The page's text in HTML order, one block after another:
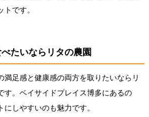
です。
たいならリタの農園
満足感と健康感の両方を取りたいならリ
す。ベイサイドプレイス博多にあるの
しやすいのも魅力です。